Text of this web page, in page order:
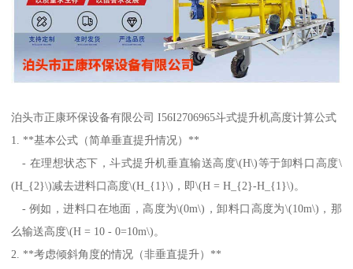
泊头市正康环保设备有限公司 I56I2706965斗式提升机高度计算公式
1. **基本公式（简单垂直提升情况）**
- 在理想状态下，斗式提升机垂直输送高度\(H\)等于卸料口高度\
(H_{2}\)减去进料口高度\(H_{1}\)，即\(H = H_{2}-H_{1}\)。
- 例如，进料口在地面，高度为\(0m\)，卸料口高度为\(10m\)，那
么输送高度\(H = 10 - 0=10m\)。
2. **考虑倾斜角度的情况（非垂直提升）**